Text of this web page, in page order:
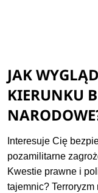
JAK
KIERUNKU
Interesuje Cię
pozamilitarne
Kwestie prawne i
tajemnic?